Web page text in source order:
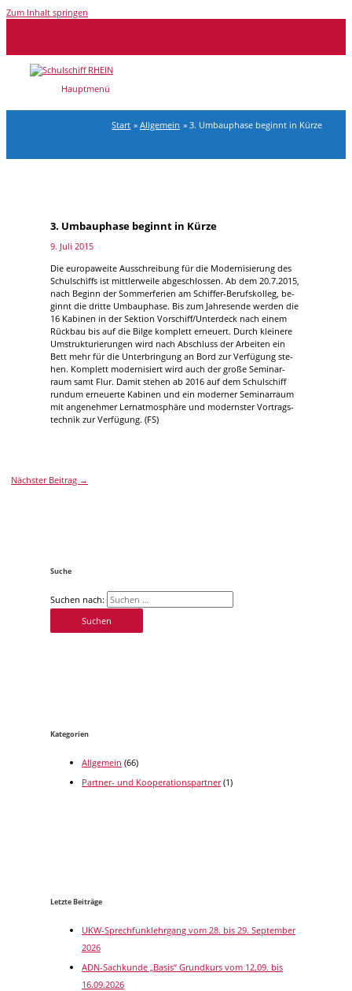
Zum Inhalt springen
Hauptmenü
Start Allgemein 3. Umbauphase beginnt in Kürze
3. Umbauphase beginnt in Kürze
9. Juli 2015
Die eu­ro­pa­weite Aus­schrei­bung für die Mo­der­ni­sie­rung des
Schul­schiffs ist mitt­ler­weile ab­ge­schlos­sen. Ab dem 20.7.2015,
nach Be­ginn der Som­mer­fe­rien am Schiffer-Berufskolleg, be­
ginnt die dritte Um­bau­phase. Bis zum Jah­res­ende wer­den die
16 Ka­bi­nen in der Sek­tion Vorschiff/Unterdeck nach ei­nem
Rück­bau bis auf die Bilge kom­plett er­neu­ert. Durch klei­nere
Um­struk­tu­rie­run­gen wird nach Ab­schluss der Ar­bei­ten ein
Bett mehr für die Un­ter­brin­gung an Bord zur Ver­fü­gung ste­
hen. Kom­plett mo­der­ni­siert wird auch der große Se­mi­nar­
raum samt Flur. Da­mit ste­hen ab 2016 auf dem Schul­schiff
rundum er­neu­erte Ka­bi­nen und ein mo­der­ner Se­mi­nar­raum
mit an­ge­neh­mer Ler­n­at­mo­sphäre und mo­derns­ter Vor­trag­s­
tech­nik zur Ver­fü­gung. (FS)
Nächster Beitrag →
Suche
Suchen nach:
Kategorien
Allgemein (66)
Partner- und Kooperationspartner(1)
Letzte Beiträge
UKW-Sprechfunklehrgang vom 28. bis 29. September
2026
ADN-Sachkunde „Basis“ Grundkurs vom 12.09. bis
16.09.2026